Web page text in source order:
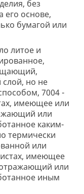
без
его основе,
бумагой или
литое и
но не
7004 -
имеющее или
или
каким-
термически
или
имеющее
или
иным